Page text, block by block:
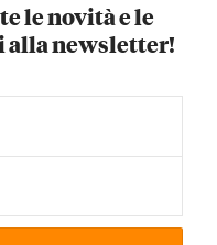
le novità e le
newsletter!